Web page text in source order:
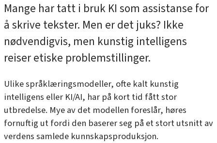
Mange har tatt i bruk KI som assistanse for
å skrive tekster. Men er det juks? Ikke
nødvendigvis, men kunstig intelligens
reiser etiske problemstillinger.
Ulike språklæringsmodeller, ofte kalt kunstig
intelligens eller KI/AI, har på kort tid fått stor
utbredelse. Mye av det modellen foreslår, høres
fornuftig ut fordi den baserer seg på et stort utsnitt av
verdens samlede kunnskapsproduksjon.